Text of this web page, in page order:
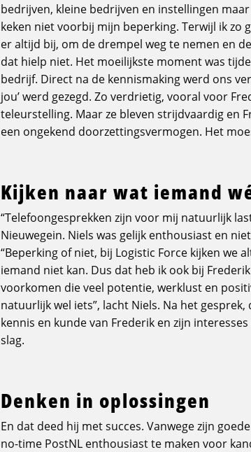
bedrijven, kleine bedrijven en instellingen
keken niet voorbij mijn beperking. Terwijl ik zo
er altijd bij, om de drempel weg te nemen en
dat hielp niet. Het moeilijkste moment was
bedrijf. Direct na de kennismaking werd ons
jou’ werd gezegd. Zo verdrietig, vooral voor
teleurstelling. Maar ze bleven strijdvaardig en
een ongekend doorzettingsvermogen. Het
Kijken naar wat iemand
“Telefoongesprekken zijn voor mij natuurlijk
Nieuwegein. Niels was gelijk enthousiast en
“Beperking of niet, bij Logistic Force kijken we
iemand niet kan. Dus dat heb ik ook bij
voorkomen die veel potentie, werklust en
natuurlijk wel iets”, lacht Niels. Na het
kennis en kunde van Frederik en zijn
slag.
Denken in oplossingen
En dat deed hij met succes. Vanwege zijn
no-time PostNL enthousiast te maken voor